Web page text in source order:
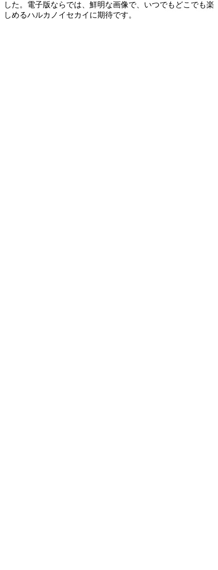
した。電子版ならでは、鮮明な画像で、いつでもどこでも楽
しめるハルカノイセカイに期待です。